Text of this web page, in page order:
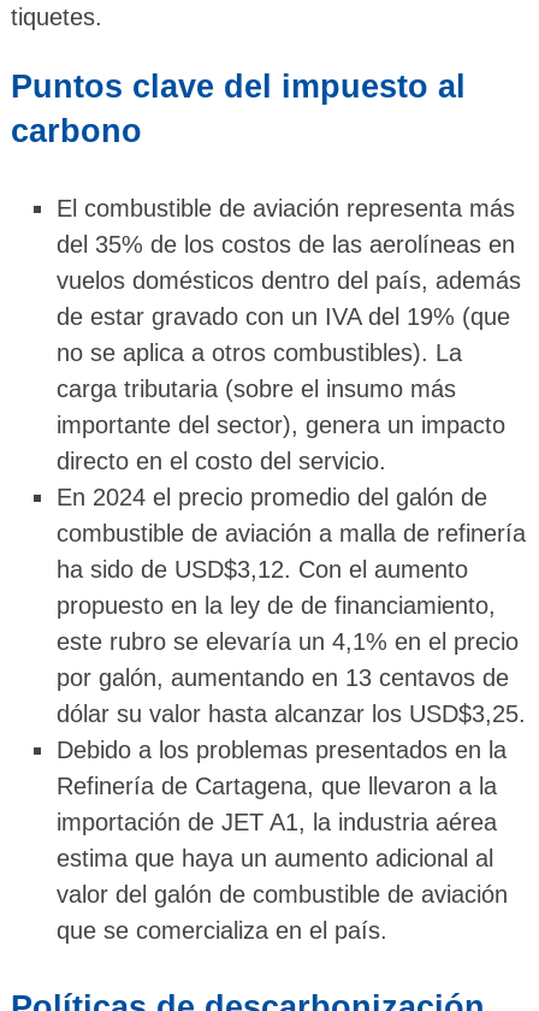
tiquetes.
Puntos clave del impuesto al
carbono
El combustible de aviación representa más
del 35% de los costos de las aerolíneas en
vuelos domésticos dentro del país, además
de estar gravado con un IVA del 19% (que
no se aplica a otros combustibles). La
carga tributaria (sobre el insumo más
importante del sector), genera un impacto
directo en el costo del servicio.
En 2024 el precio promedio del galón de
combustible de aviación a malla de refinería
ha sido de USD$3,12. Con el aumento
propuesto en la ley de de financiamiento,
este rubro se elevaría un 4,1% en el precio
por galón, aumentando en 13 centavos de
dólar su valor hasta alcanzar los USD$3,25.
Debido a los problemas presentados en la
Refinería de Cartagena, que llevaron a la
importación de JET A1, la industria aérea
estima que haya un aumento adicional al
valor del galón de combustible de aviación
que se comercializa en el país.